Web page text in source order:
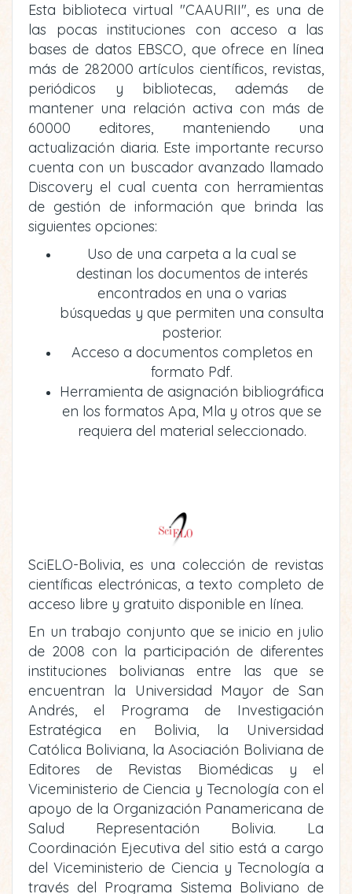
Esta biblioteca virtual "CAAURII", es una de
las pocas instituciones con acceso a las
bases de datos EBSCO, que ofrece en línea
más de 282000 artículos científicos, revistas,
periódicos y bibliotecas, además de
mantener una relación activa con más de
60000 editores, manteniendo una
actualización diaria. Este importante recurso
cuenta con un buscador avanzado llamado
Discovery el cual cuenta con herramientas
de gestión de información que brinda las
siguientes opciones:
Uso de una carpeta a la cual se
destinan los documentos de interés
encontrados en una o varias
búsquedas y que permiten una consulta
posterior.
Acceso a documentos completos en
formato Pdf.
Herramienta de asignación bibliográfica
en los formatos Apa, Mla y otros que se
requiera del material seleccionado.
SciELO-Bolivia, es una colección de revistas
científicas electrónicas, a texto completo de
acceso libre y gratuito disponible en línea.
En un trabajo conjunto que se inicio en julio
de 2008 con la participación de diferentes
instituciones bolivianas entre las que se
encuentran la Universidad Mayor de San
Andrés, el Programa de Investigación
Estratégica en Bolivia, la Universidad
Católica Boliviana, la Asociación Boliviana de
Editores de Revistas Biomédicas y el
Viceministerio de Ciencia y Tecnología con el
apoyo de la Organización Panamericana de
Salud Representación Bolivia. La
Coordinación Ejecutiva del sitio está a cargo
del Viceministerio de Ciencia y Tecnología a
través del Programa Sistema Boliviano de